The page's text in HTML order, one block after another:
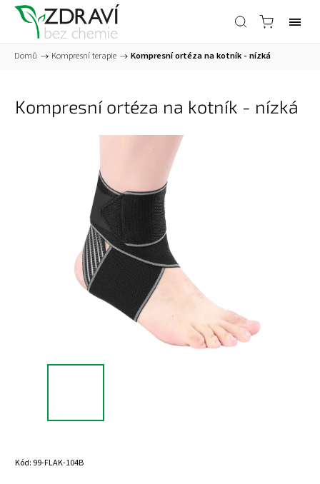
Domů / Kompresní terapie / Kompresní ortéza na kotník - nízká
Kompresní ortéza na kotník - nízká
Kód: 99-FLAK-104B